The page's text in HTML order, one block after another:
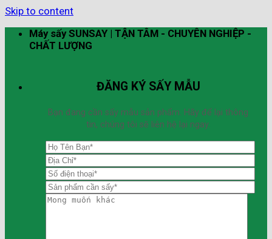
Skip to content
Máy sấy SUNSAY | TẬN TÂM - CHUYÊN NGHIỆP -
CHẤT LƯỢNG
ĐĂNG KÝ SẤY MẪU
Bạn đang cần sấy mẫu sản phẩm. Hãy để lại thông
tin, chúng tôi sẽ liên hệ lại ngay.